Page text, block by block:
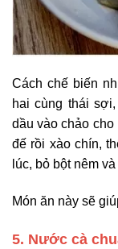
Cách chế biến
hai cùng thái
dầu vào chảo
đế rồi xào chín,
lúc, bỏ bột nêm
Món ăn này sẽ
5. Nước cà